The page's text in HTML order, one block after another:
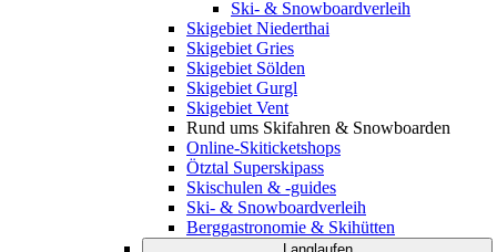
Ski- & Snowboardverleih
Skigebiet Niederthai
Skigebiet Gries
Skigebiet Sölden
Skigebiet Gurgl
Skigebiet Vent
Rund ums Skifahren & Snowboarden
Online-Skiticketshops
Ötztal Superskipass
Skischulen & -guides
Ski- & Snowboardverleih
Berggastronomie & Skihütten